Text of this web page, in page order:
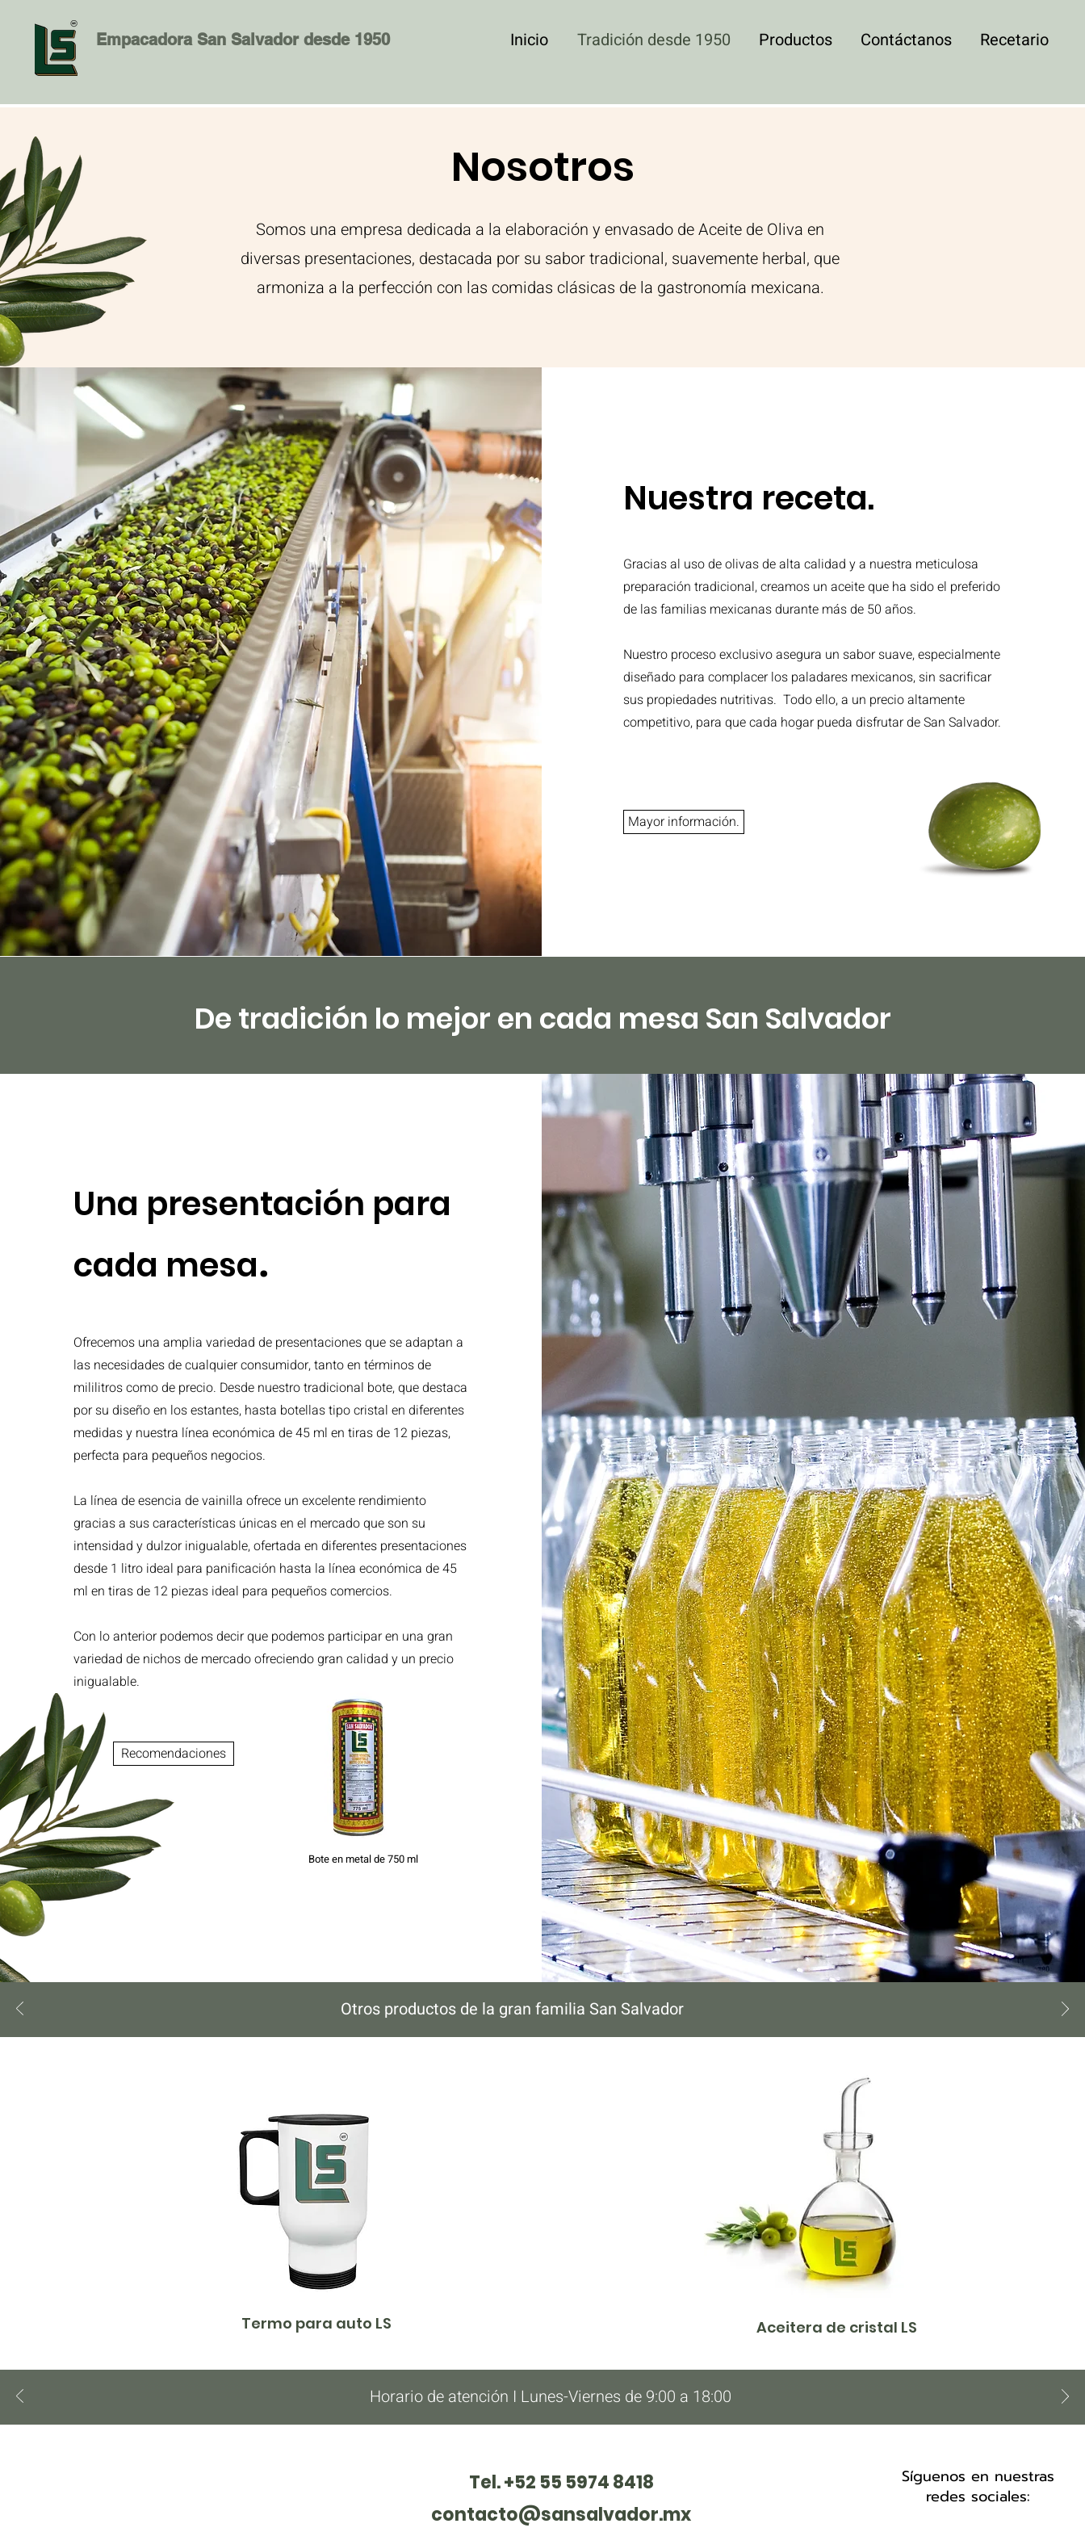
Empacadora San Salvador desde 1950 Inicio Tradición desde 1950 Productos Contáctanos Recetario
Nosotros
Somos una empresa dedicada a la elaboración y envasado de Aceite de Oliva en
diversas presentaciones, destacada por su sabor tradicional, suavemente herbal, que
armoniza a la perfección con las comidas clásicas de la gastronomía mexicana.
Nuestra receta.
Gracias al uso de olivas de alta calidad y a nuestra meticulosa
preparación tradicional, creamos un aceite que ha sido el preferido
de las familias mexicanas durante más de 50 años.
Nuestro proceso exclusivo asegura un sabor suave, especialmente
diseñado para complacer los paladares mexicanos, sin sacrificar
sus propiedades nutritivas. Todo ello, a un precio altamente
competitivo, para que cada hogar pueda disfrutar de San Salvador.
Mayor información.
De tradición lo mejor en cada mesa San Salvador
Una presentación para
cada mesa.
Ofrecemos una amplia variedad de presentaciones que se adaptan a
las necesidades de cualquier consumidor, tanto en términos de
mililitros como de precio. Desde nuestro tradicional bote, que destaca
por su diseño en los estantes, hasta botellas tipo cristal en diferentes
medidas y nuestra línea económica de 45 ml en tiras de 12 piezas,
perfecta para pequeños negocios.
La línea de esencia de vainilla ofrece un excelente rendimiento
gracias a sus características únicas en el mercado que son su
intensidad y dulzor inigualable, ofertada en diferentes presentaciones
desde 1 litro ideal para panificación hasta la línea económica de 45
ml en tiras de 12 piezas ideal para pequeños comercios.
Con lo anterior podemos decir que podemos participar en una gran
variedad de nichos de mercado ofreciendo gran calidad y un precio
inigualable.
Recomendaciones
Bote en metal de 750 ml
Otros productos de la gran familia San Salvador
Termo para auto LS Aceitera de cristal LS
Horario de atención I Lunes-Viernes de 9:00 a 18:00
Tel. +52 55 5974 8418
contacto@sansalvador.mx
Síguenos en nuestras
redes sociales: